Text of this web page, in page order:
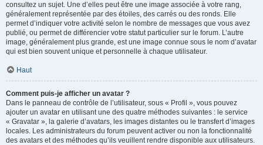
consultez un sujet. Une d’elles peut être une image associée à votre rang,
généralement représentée par des étoiles, des carrés ou des ronds. Elle
permet d’indiquer votre activité selon le nombre de messages que vous avez
publié, ou permet de différencier votre statut particulier sur le forum. L’autre
image, généralement plus grande, est une image connue sous le nom d’avatar
qui est bien souvent unique et personnelle à chaque utilisateur.
Haut
Comment puis-je afficher un avatar ?
Dans le panneau de contrôle de l’utilisateur, sous « Profil », vous pouvez
ajouter un avatar en utilisant une des quatre méthodes suivantes : le service
« Gravatar », la galerie d’avatars, les images distantes ou le transfert d’images
locales. Les administrateurs du forum peuvent activer ou non la fonctionnalité
des avatars et des méthodes qu’ils veuillent rendre disponible aux utilisateurs.